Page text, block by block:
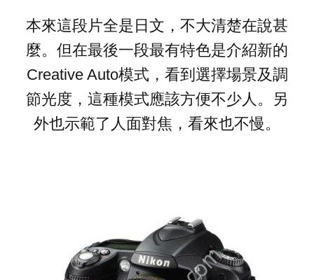
本來這段片全是日文，不大清楚在說甚
麼。但在最後一段最有特色是介紹新的
Creative Auto模式，看到選擇場景及調
節光度，這種模式應該方便不少人。另
外也示範了人面對焦，看來也不慢。